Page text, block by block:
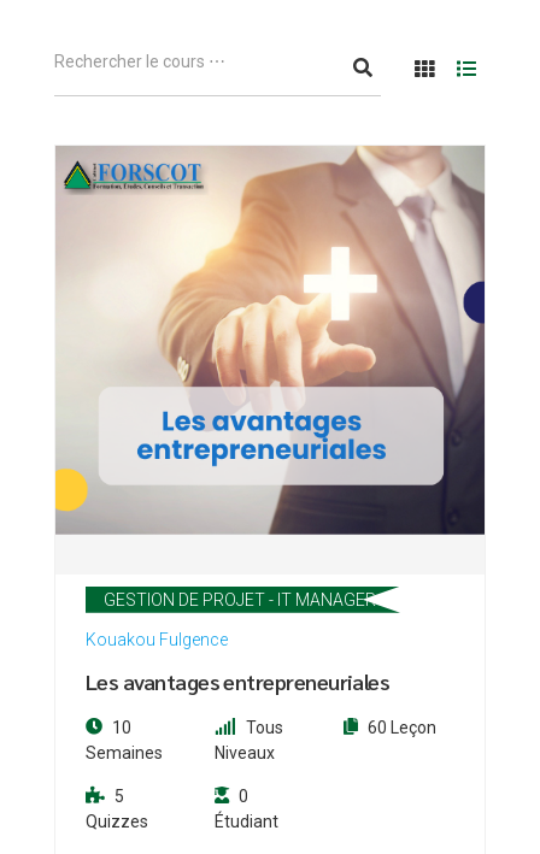
GESTION DE PROJET - IT MANAGER
Kouakou Fulgence
Les avantages entrepreneuriales
10
Semaines
Tous
Niveaux
60 Leçon
5
Quizzes
0
Étudiant